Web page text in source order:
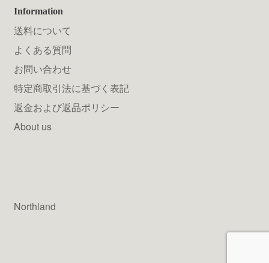
Information
送料について
よくある質問
お問い合わせ
特定商取引法に基づく表記
返金および返品ポリシー
About us
Northland